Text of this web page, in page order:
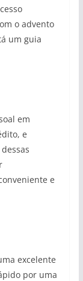
o advento
um guia
em
e
e
excelente
por uma